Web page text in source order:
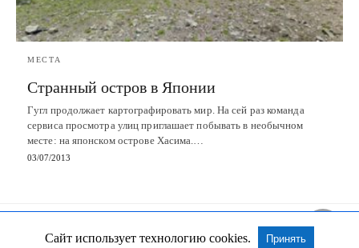
МЕСТА
Странный остров в Японии
Гугл продолжает картографировать мир. На сей раз команда
сервиса просмотра улиц приглашает побывать в необычном
месте: на японском острове Хасима.…
03/07/2013
Все права сохранены Посмотреть Non-AMP версию
Сайт использует технологию cookies. Принять